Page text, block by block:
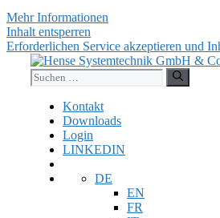
Mehr Informationen
Inhalt entsperren
Erforderlichen Service akzeptieren und
Inhalt
springen
Suchen
nach:
Kontakt
Downloads
Login
LINKEDIN
DE
EN
FR